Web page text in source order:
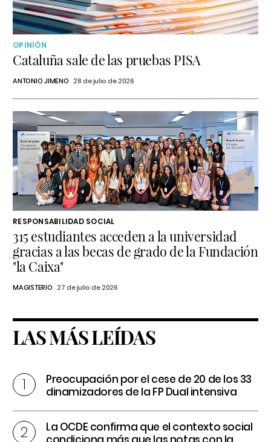
OPINIÓN
Cataluña sale de las pruebas PISA
ANTONIO JIMENO 28 de julio de 2026
RESPONSABILIDAD SOCIAL
315 estudiantes acceden a la universidad
gracias a las becas de grado de la Fundación
"la Caixa"
MAGISTERIO 27 de julio de 2026
LAS MÁS LEÍDAS
Preocupación por el cese de 20 de los 33
dinamizadores de la FP Dual intensiva
La OCDE confirma que el contexto social